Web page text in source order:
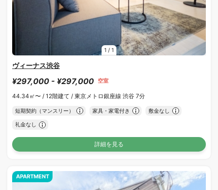
1 / 1
ヴィーナス渋谷
¥297,000 - ¥297,000 空室
44.34㎡〜 / 12階建て / 東京メトロ銀座線 渋谷 7分
短期契約（マンスリー） 家具・家電付き 敷金なし
礼金なし
詳細を見る
APARTMENT